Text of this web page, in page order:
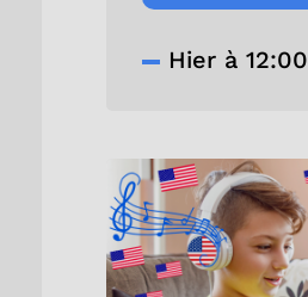
Hier à 12:00